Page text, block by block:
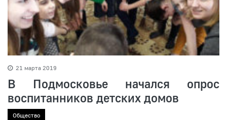
21 марта 2019
В Подмосковье начался опрос
воспитанников детских домов
Общество